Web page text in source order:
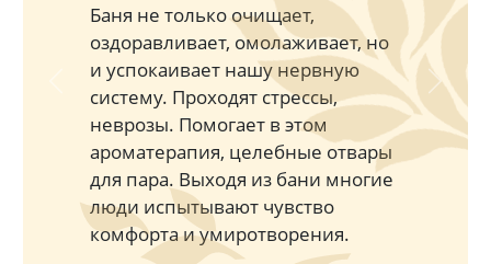
Баня не только очищает,
оздоравливает, омолаживает, но
и успокаивает нашу нервную
систему. Проходят стрессы,
неврозы. Помогает в этом
ароматерапия, целебные отвары
для пара. Выходя из бани многие
люди испытывают чувство
комфорта и умиротворения.
Previous Next